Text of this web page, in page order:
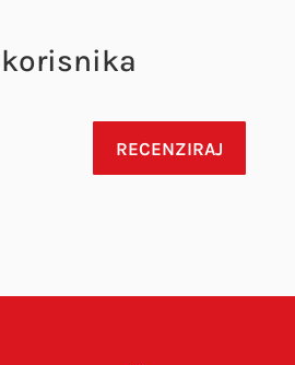
RECENZIRAJ